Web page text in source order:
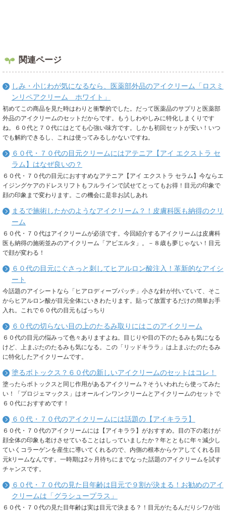
関連ページ
しみ・小じわが気になるなら、医薬部外品のアイクリーム「ロスミ
ンリペアクリーム ホワイト」
初めてこの商品を見た時はわりと衝撃的でした。だって医薬品のサプリと医薬部
外品のアイクリームのセットだからです。もうしわやしみに特化しまくりです
ね。６０代と７０代にはとても心強い味方です。しかも初回セットが安い！いつ
でも解約できるし、これは使ってみるしかないですね。
６０代・７０代の目元クリームにはアテニア【アイ エクストラ セ
ラム】はなぜ良いの？
６０代・７０代の目元におすすめなアテニア【アイ エクストラ セラム】今ならエ
イジングケアのドレスリフトもフルラインで試せてとってもお得！目元の印象で
顔の印象まで変わります。この機会に是非お試しあれ
まるで施術したかのようなアイクリーム？！皮膚科医も納得のクリ
ーム
６０代・７０代はアイクリームが必須です。今回紹介するアイクリームは皮膚科
医も納得の施術並みのアイクリーム「アビエルタ」。－８歳も夢じゃない！目元
で顔が変わる！
６０代の目元にぐさっと刺してヒアルロン酸注入！革新的なアイシ
ート
今話題のアイシートなら「ヒアロディープパッチ」小さな針が付いていて、そこ
からヒアルロン酸が目元全体にいきわたります。貼って放置するだけの簡単お手
入れ。これで６０代の目元もばっちり
６０代の切らない目の上のたるみ取りにはこのアイクリーム
６０代の目元の悩みって色々ありますよね。目じりや目の下のたるみも気になる
けど、上まぶたのたるみも気になる。この「リッドキララ」は上まぶたのたるみ
に特化したアイクリームです。
塗るボトックス？６０代の新しいアイクリームのセットはコレ！
塗ったらボトックスと同じ作用があるアイクリーム？そういわれたら使ってみた
い！「プロジェマックス」はオールインワンクリームとアイクリームのセットで
６０代におすすめです！
６０代・７０代のアイクリームには話題の【アイキララ】
６０代・７０代のアイクリームには【アイキララ】がおすすめ。目の下の老けが
顔全体の印象も老けさせていることはしっていましたか？年とともに年々減少し
ていくコラーゲンを産生に導いてくれるので、内側の根本からケアしてくれる目
元kリームなんです。一時期は2ヶ月待ちにまでなった話題のアイクリームを試す
チャンスです。
６０代・７０代の見た目年齢は目元で９割が決まる！お勧めのアイ
クリームは「グラシュープラス」
６０代・７０代の見た目年齢は実は目元で決まる？！目元がたるんだりシワが出